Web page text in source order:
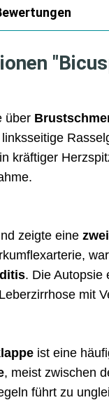
über
kräftiger
zeigte eine
. Die Autopsie
mit
ist eine
, meist zwischen
führt zu